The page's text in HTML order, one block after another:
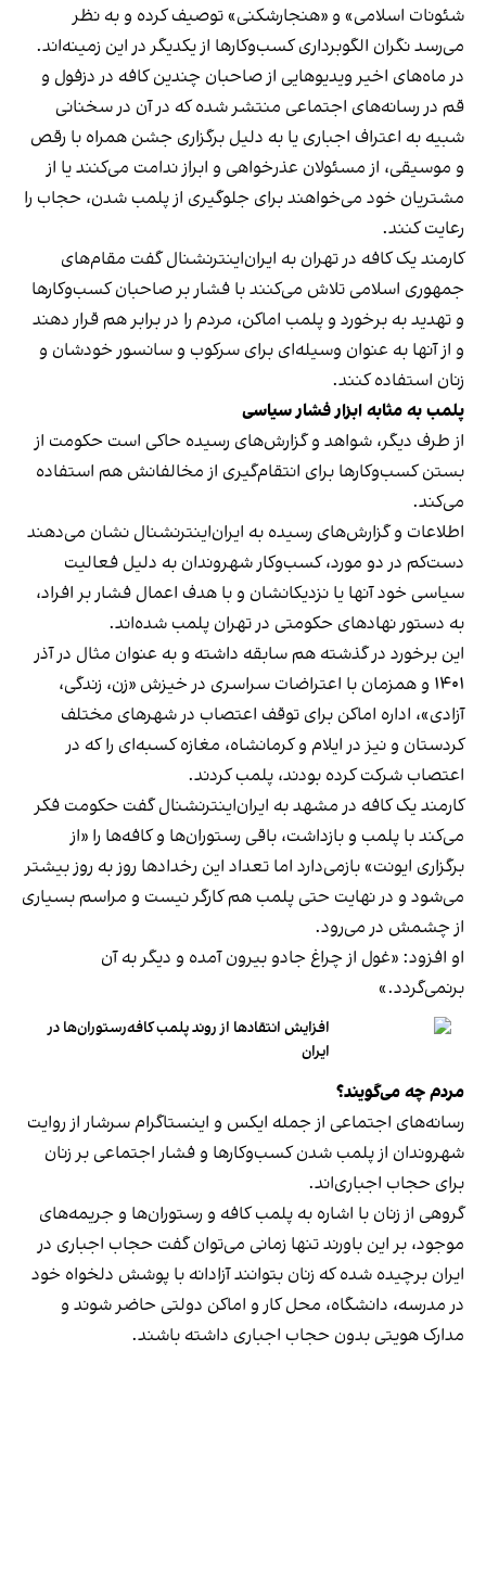
شئونات اسلامی» و «هنجارشکنی» توصیف کرده و به نظر
می‌رسد نگران الگوبرداری کسب‌وکارها از یکدیگر در این زمینه‌اند.
در ماه‌های اخیر ویدیوهایی از صاحبان چندین کافه در دزفول و
قم در رسانه‌های اجتماعی منتشر شده که در آن در سخنانی
شبیه به اعتراف اجباری یا به دلیل برگزاری جشن همراه با رقص
و موسیقی، از مسئولان عذرخواهی و ابراز ندامت می‌کنند یا از
مشتریان خود می‌خواهند برای جلوگیری از پلمب شدن، حجاب را
رعایت کنند.
کارمند یک کافه در تهران به ایران‌اینترنشنال گفت مقام‌های
جمهوری اسلامی تلاش می‌کنند با فشار بر صاحبان کسب‌وکارها
و تهدید به برخورد و پلمب اماکن، مردم را در برابر هم قرار دهند
و از آنها به عنوان وسیله‌ای برای سرکوب و سانسور خودشان و
زنان استفاده کنند.
پلمب به مثابه ابزار فشار سیاسی
از طرف دیگر، شواهد و گزارش‌های رسیده حاکی است حکومت از
بستن کسب‌وکارها برای انتقام‌گیری از مخالفانش هم استفاده
می‌کند.
اطلاعات و گزارش‌های رسیده به ایران‌اینترنشنال نشان می‌دهند
دست‌کم در دو مورد، کسب‌وکار شهروندان به دلیل فعالیت
سیاسی خود آنها یا نزدیکانشان و با هدف اعمال فشار بر افراد،
به دستور نهادهای حکومتی در تهران پلمب شده‌اند.
این برخورد در گذشته هم سابقه داشته و به عنوان مثال در آذر
۱۴۰۱ و همزمان با اعتراضات سراسری در خیزش «زن، زندگی،
آزادی»، اداره اماکن برای توقف اعتصاب در شهرهای مختلف
کردستان و نیز در ایلام و کرمانشاه، مغازه کسبه‌ای را که در
اعتصاب شرکت کرده بودند، پلمب کردند.
کارمند یک کافه در مشهد به ایران‌اینترنشنال گفت حکومت فکر
می‌کند با پلمب و بازداشت، باقی رستوران‌ها و کافه‌ها را «از
برگزاری ایونت» بازمی‌دارد اما تعداد این رخدادها روز به روز بیشتر
می‌شود و در نهایت حتی پلمب هم کارگر نیست و مراسم بسیاری
از چشمش در می‌رود.
او افزود: «غول از چراغ جادو بیرون آمده و دیگر به آن
برنمی‎‌گردد.»
افزایش انتقادها از روند پلمب کافه‌رستوران‌ها در
ایران
مردم چه می‌گویند؟
رسانه‎‌های اجتماعی از جمله ایکس و اینستاگرام سرشار از روایت
شهروندان از پلمب شدن کسب‌وکارها و فشار اجتماعی بر زنان
برای حجاب اجباری‌اند.
گروهی از زنان با اشاره به پلمب کافه و رستوران‌ها و جریمه‌های
موجود، بر این باورند تنها زمانی می‌توان گفت حجاب اجباری در
ایران برچیده شده که زنان بتوانند آزادانه با پوشش دلخواه خود
در مدرسه، دانشگاه، محل کار و اماکن دولتی حاضر شوند و
مدارک هویتی بدون حجاب اجباری داشته باشند.